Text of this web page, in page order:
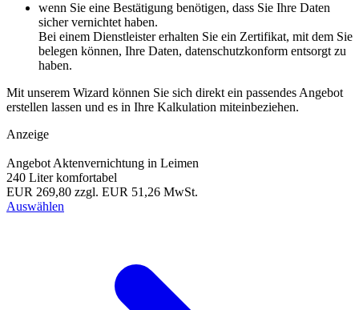
wenn Sie eine Bestätigung benötigen, dass Sie Ihre Daten
sicher vernichtet haben.
Bei einem Dienstleister erhalten Sie ein Zertifikat, mit dem Sie
belegen können, Ihre Daten, datenschutzkonform entsorgt zu
haben.
Mit unserem Wizard können Sie sich direkt ein passendes Angebot
erstellen lassen und es in Ihre Kalkulation miteinbeziehen.
Anzeige
Angebot Aktenvernichtung in Leimen
240 Liter komfortabel
EUR 269,80 zzgl. EUR 51,26 MwSt.
Auswählen